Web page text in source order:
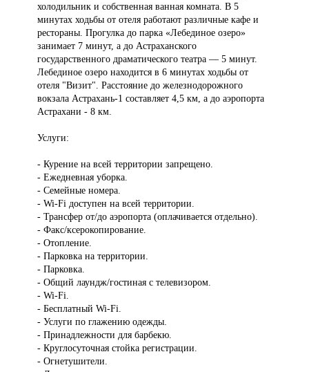
холодильник и собственная ванная комната. В 5
минутах ходьбы от отеля работают различные кафе и
рестораны. Прогулка до парка «Лебединое озеро»
занимает 7 минут, а до Астраханского
государственного драматического театра — 5 минут.
Лебединое озеро находится в 6 минутах ходьбы от
отеля "Визит". Расстояние до железнодорожного
вокзала Астрахань-1 составляет 4,5 км, а до аэропорта
Астрахани - 8 км.
Услуги:
- Курение на всей территории запрещено.
- Ежедневная уборка.
- Семейные номера.
- Wi-Fi доступен на всей территории.
- Трансфер от/до аэропорта (оплачивается отдельно).
- Факс/ксерокопирование.
- Отопление.
- Парковка на территории.
- Парковка.
- Общий лаундж/гостиная с телевизором.
- Wi-Fi.
- Бесплатный Wi-Fi.
- Услуги по глажению одежды.
- Принадлежности для барбекю.
- Круглосуточная стойка регистрации.
- Огнетушители.